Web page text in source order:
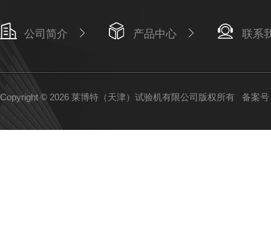
公司简介 产品中心 联系
Copyright © 2026 莱博特（天津）试验机有限公司版权所有 备案号